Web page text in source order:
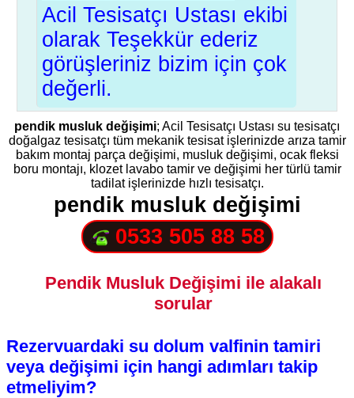
Acil Tesisatçı Ustası ekibi
olarak Teşekkür ederiz
görüşleriniz bizim için çok
değerli.
pendik musluk değişimi; Acil Tesisatçı Ustası su tesisatçı
doğalgaz tesisatçı tüm mekanik tesisat işlerinizde arıza tamir
bakım montaj parça değişimi, musluk değişimi, ocak fleksi
boru montajı, klozet lavabo tamir ve değişimi her türlü tamir
tadilat işlerinizde hızlı tesisatçı.
pendik musluk değişimi
0533 505 88 58
Pendik Musluk Değişimi ile alakalı
sorular
Rezervuardaki su dolum valfinin tamiri
veya değişimi için hangi adımları takip
etmeliyim?